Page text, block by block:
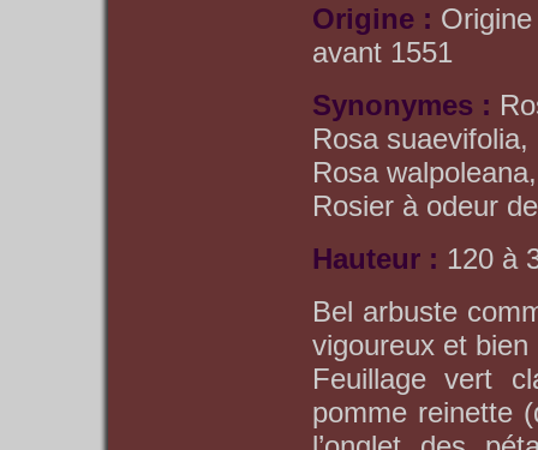
Origine :
avant 1551
Synonymes :
Rosa suaevifolia,
Rosa
Rosier à odeur
Hauteur : 120 à
Bel arbuste
vigoureux et
Feuillage vert
pomme reinette